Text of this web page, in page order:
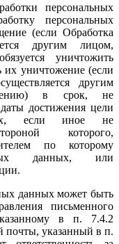
персональных
персональных
(если Обработка
другим лицом,
уничтожить
их уничтожение (если
другим
в срок, не
достижения цели
если иное не
которого,
по которому
данных, или
данных может быть
письменного
в п. 7.4.2
почты, указанный в п.